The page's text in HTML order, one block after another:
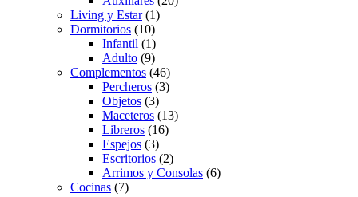
Living y Estar(1)
Dormitorios (10)
Infantil (1)
Adulto (9)
Complementos (46)
Percheros (3)
Objetos (3)
Maceteros (13)
Libreros (16)
Espejos (3)
Escritorios (2)
Arrimos y Consolas (6)
Cocinas (7)